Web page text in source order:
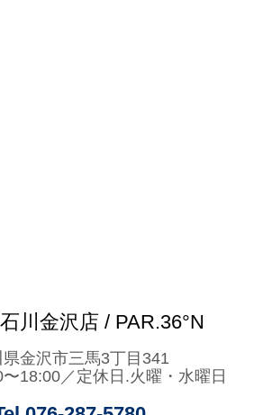
川金沢店 / PAR.36°N
金沢市三馬3丁目341
18:00／定休日.火曜・水曜日